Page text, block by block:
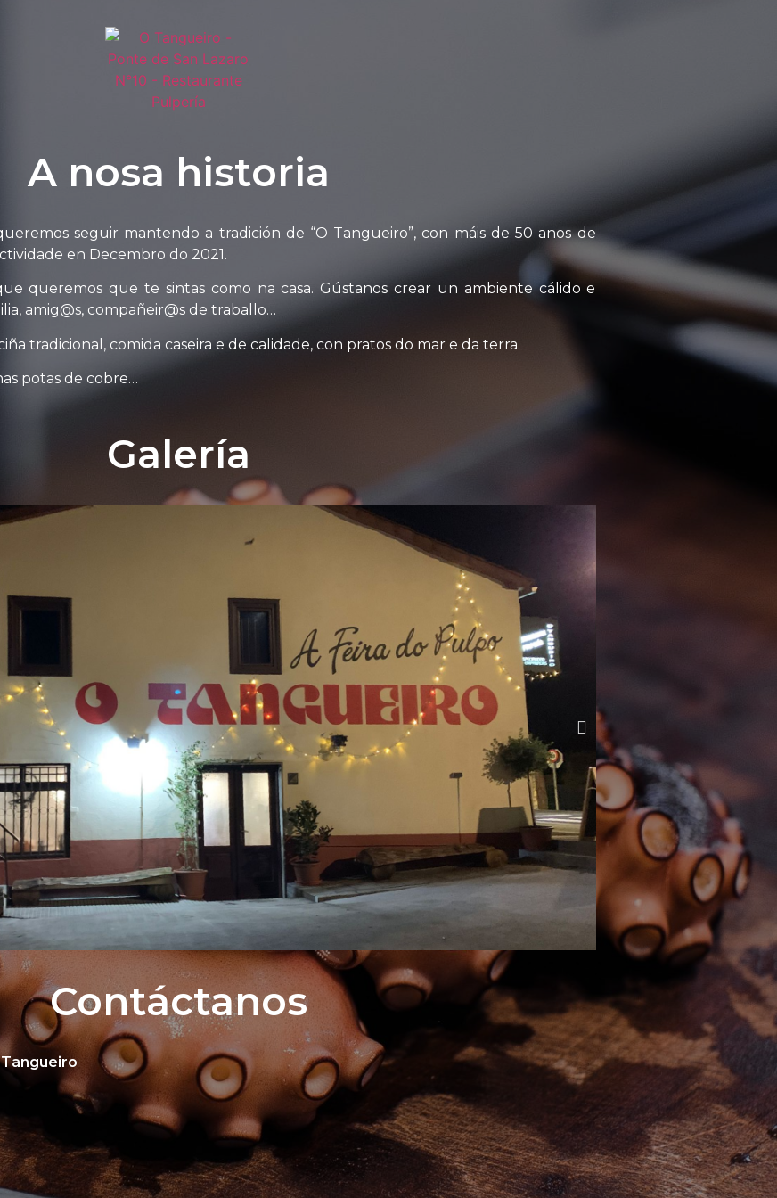
A nosa historia
seguir mantendo a tradición de “O Tangueiro”, con máis de 50 anos de
en Decembro do 2021.
queremos que te sintas como na casa. Gústanos crear un ambiente cálido e
amig@s, compañeir@s de traballo…
tradicional, comida caseira e de calidade, con pratos do mar e da terra.
potas de cobre…
Galería
Contáctanos
Tangueiro